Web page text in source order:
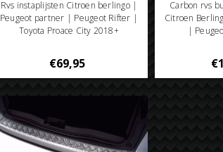
Rvs instaplijsten Citroen berlingo |
Peugeot partner | Peugeot Rifter |
Toyota Proace City 2018+
€69,95
Carbon rvs
Citroen
|